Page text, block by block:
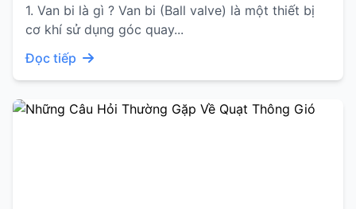
1. Van bi là gì ? Van bi (Ball valve) là một thiết bị
cơ khí sử dụng góc quay...
Đọc tiếp